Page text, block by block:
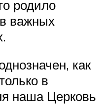
родило
важных
как
в
наша Церковь